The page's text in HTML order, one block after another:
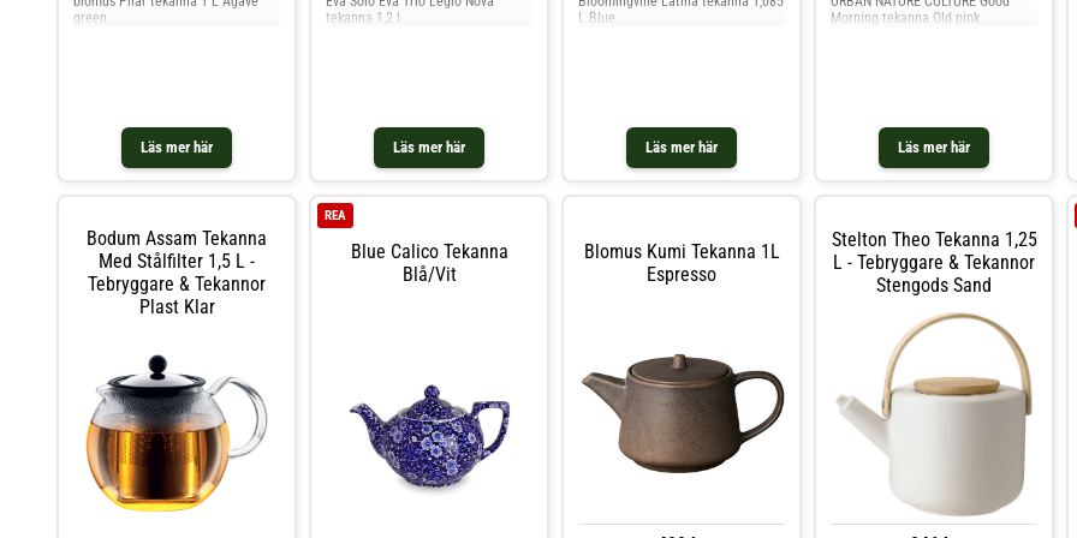
Läs mer här
green
Läs mer här
tekanna 1,2 l
Läs mer här
L Blue
Läs mer här
Morning tekanna Old pink
Bodum Assam Tekanna
Med Stålfilter 1,5 L -
Tebryggare & Tekannor
Plast Klar
Blue Calico Tekanna
Blå/vit
REA
Blomus Kumi Tekanna 1L
Espresso
Stelton Theo Tekanna 1,25
L - Tebryggare & Tekannor
Stengods Sand